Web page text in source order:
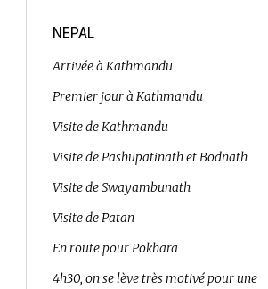
NEPAL
Arrivée à Kathmandu
Premier jour à Kathmandu
Visite de Kathmandu
Visite de Pashupatinath et Bodnath
Visite de Swayambunath
Visite de Patan
En route pour Pokhara
4h30, on se lève très motivé pour une